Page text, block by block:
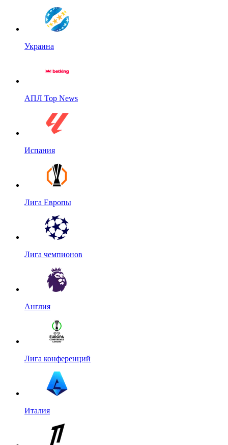
Украина
АПЛ Top News
Испания
Лига Европы
Лига чемпионов
Англия
Лига конференций
Италия